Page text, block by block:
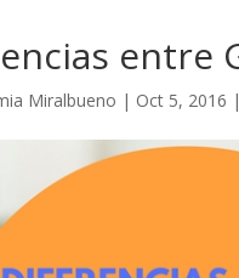
entre
Miralbueno | Oct 5, 2016 |